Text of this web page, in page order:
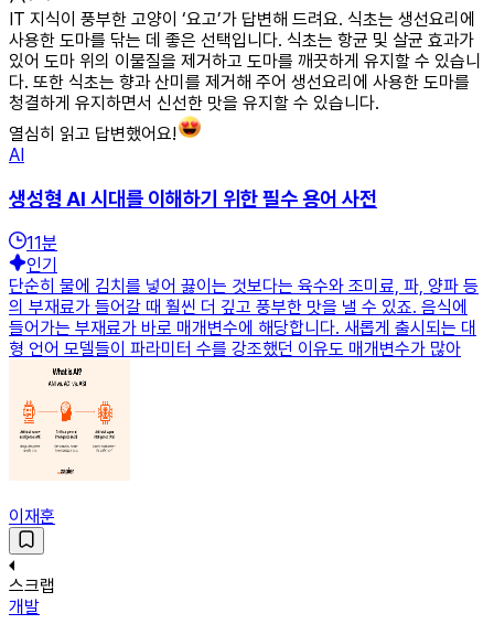
IT 지식이 풍부한 고양이 ‘요고’가 답변해 드려요. 식초는 생선요리에
사용한 도마를 닦는 데 좋은 선택입니다. 식초는 항균 및 살균 효과가
있어 도마 위의 이물질을 제거하고 도마를 깨끗하게 유지할 수 있습니
다. 또한 식초는 향과 산미를 제거해 주어 생선요리에 사용한 도마를
청결하게 유지하면서 신선한 맛을 유지할 수 있습니다.
열심히 읽고 답변했어요!
AI
생성형 AI 시대를 이해하기 위한 필수 용어 사전
11분
인기
단순히 물에 김치를 넣어 끓이는 것보다는 육수와 조미료, 파, 양파 등
의 부재료가 들어갈 때 훨씬 더 깊고 풍부한 맛을 낼 수 있죠. 음식에
들어가는 부재료가 바로 매개변수에 해당합니다. 새롭게 출시되는 대
형 언어 모델들이 파라미터 수를 강조했던 이유도 매개변수가 많아
이재훈
스크랩
개발